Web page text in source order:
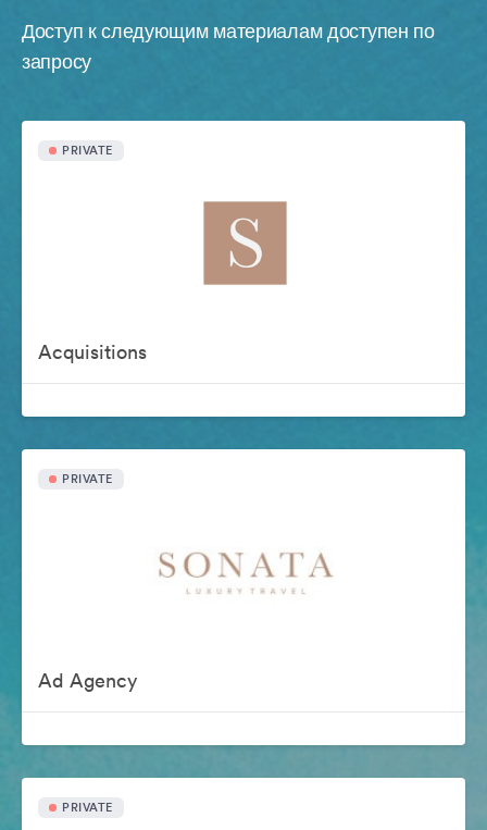
Доступ к следующим материалам доступен по
запросу
PRIVATE
Acquisitions
PRIVATE
Ad Agency
PRIVATE